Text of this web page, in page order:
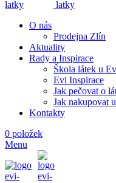
O nás
Prodejna Zlín
Aktuality
Rady a Inspirace
Škola látek u
Evi Inspirace
Jak pečovat o
Jak nakupovat
Kontakty
0 položek
Menu